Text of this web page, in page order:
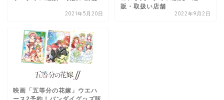
2021年5月20日
販・取扱い店舗
2022年9月2日
映画「五等分の花嫁」ウエハ